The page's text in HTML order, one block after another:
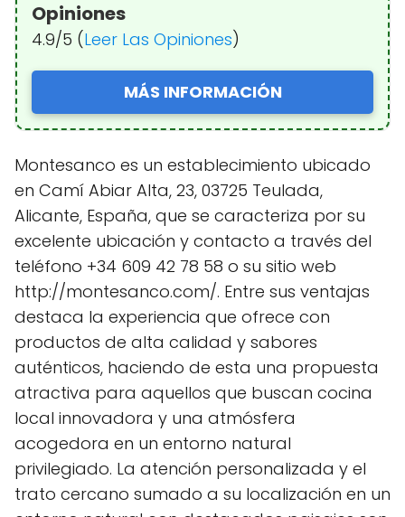
Opiniones
4.9/5 (Leer Las Opiniones)
MÁS INFORMACIÓN
Montesanco es un establecimiento ubicado
en Camí Abiar Alta, 23, 03725 Teulada,
Alicante, España, que se caracteriza por su
excelente ubicación y contacto a través del
teléfono +34 609 42 78 58 o su sitio web
http://montesanco.com/. Entre sus ventajas
destaca la experiencia que ofrece con
productos de alta calidad y sabores
auténticos, haciendo de esta una propuesta
atractiva para aquellos que buscan cocina
local innovadora y una atmósfera
acogedora en un entorno natural
privilegiado. La atención personalizada y el
trato cercano sumado a su localización en un